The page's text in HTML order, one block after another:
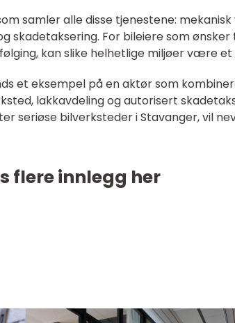
samler alle disse tjenestene: mekanisk
skadetaksering. For bileiere som
kan slike helhetlige miljøer være et
et eksempel på en aktør som
lakkavdeling og autorisert
seriøse bilverksteder i Stavanger, vil
flere innlegg her